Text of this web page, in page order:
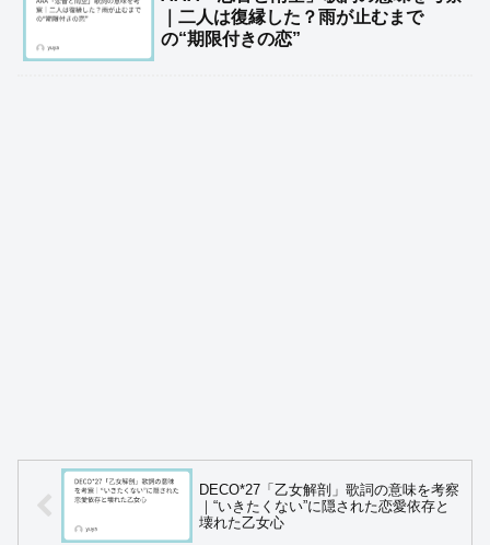
｜二人は復縁した？雨が止むまで
の“期限付きの恋”
DECO*27「乙女解剖」歌詞の意味を考察
｜“いきたくない”に隠された恋愛依存と
壊れた乙女心